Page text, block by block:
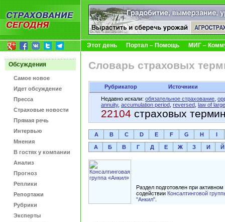
Этот день Портал – Помощь МИГ –
Обсуждения
Самое новое
Идет обсуждение
Пресса
Страховые новости
Прямая речь
Интервью
Мнения
В гостях у компании
Анализ
Прогноз
Реплики
Репортажи
Рубрики
Эксперты
Словарь страховых
Рубрикатор
Источники
Недавно искали: обязательное страхование
annuity, accumulation period reversed law of large
22104 страховых
A B C D E F G H
А Б В Г Д Е Ж З И Й
Раздел подготовлен при активном
содействии Консалтинговой
"Анкил"